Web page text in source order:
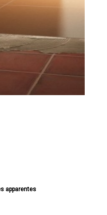
apparentes